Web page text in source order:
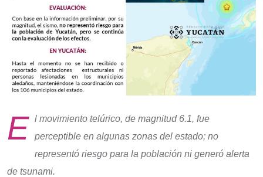
E l movimiento telúrico, de magnitud 6.1, fue
perceptible en algunas zonas del estado; no
representó riesgo para la población ni generó alerta
de tsunami.